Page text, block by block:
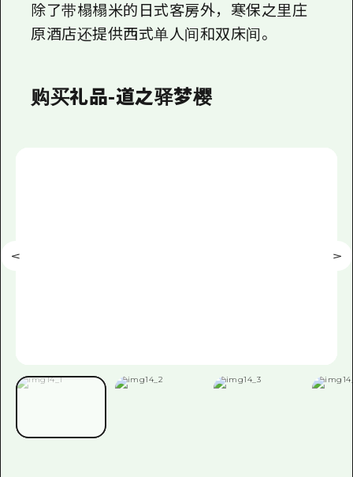
除了带榻榻米的日式客房外，寒保之里庄
原酒店还提供西式单人间和双床间。
购买礼品-道之驿梦樱